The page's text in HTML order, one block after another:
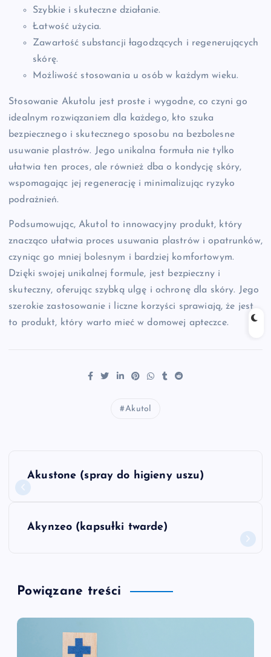
Szybkie i skuteczne działanie.
Łatwość użycia.
Zawartość substancji łagodzących i regenerujących
skórę.
Możliwość stosowania u osób w każdym wieku.
Stosowanie Akutolu jest proste i wygodne, co czyni go
idealnym rozwiązaniem dla każdego, kto szuka
bezpiecznego i skutecznego sposobu na bezbolesne
usuwanie plastrów. Jego unikalna formuła nie tylko
ułatwia ten proces, ale również dba o kondycję skóry,
wspomagając jej regenerację i minimalizując ryzyko
podrażnień.
Podsumowując, Akutol to innowacyjny produkt, który
znacząco ułatwia proces usuwania plastrów i opatrunków,
czyniąc go mniej bolesnym i bardziej komfortowym.
Dzięki swojej unikalnej formule, jest bezpieczny i
skuteczny, oferując szybką ulgę i ochronę dla skóry. Jego
szerokie zastosowanie i liczne korzyści sprawiają, że jest
to produkt, który warto mieć w domowej apteczce.
Akutol
a
g
a
Akustone (spray do higieny uszu)
Akynzeo (kapsułki twarde)
Powiązane treści